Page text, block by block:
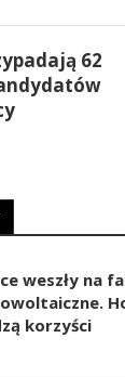
62
weszły na
korzyści